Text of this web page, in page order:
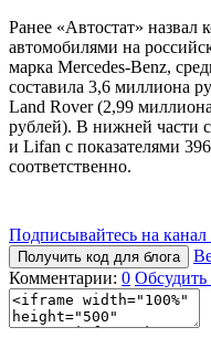
Ранее «Автостат» назвал
автомобилями на
марка Mercedes-Benz,
составила 3,6 миллиона
Land Rover (2,99
рублей). В нижней части
и Lifan с показателями
соответственно.
Подписывайтесь на
Получить код для блога
Комментарии: 0